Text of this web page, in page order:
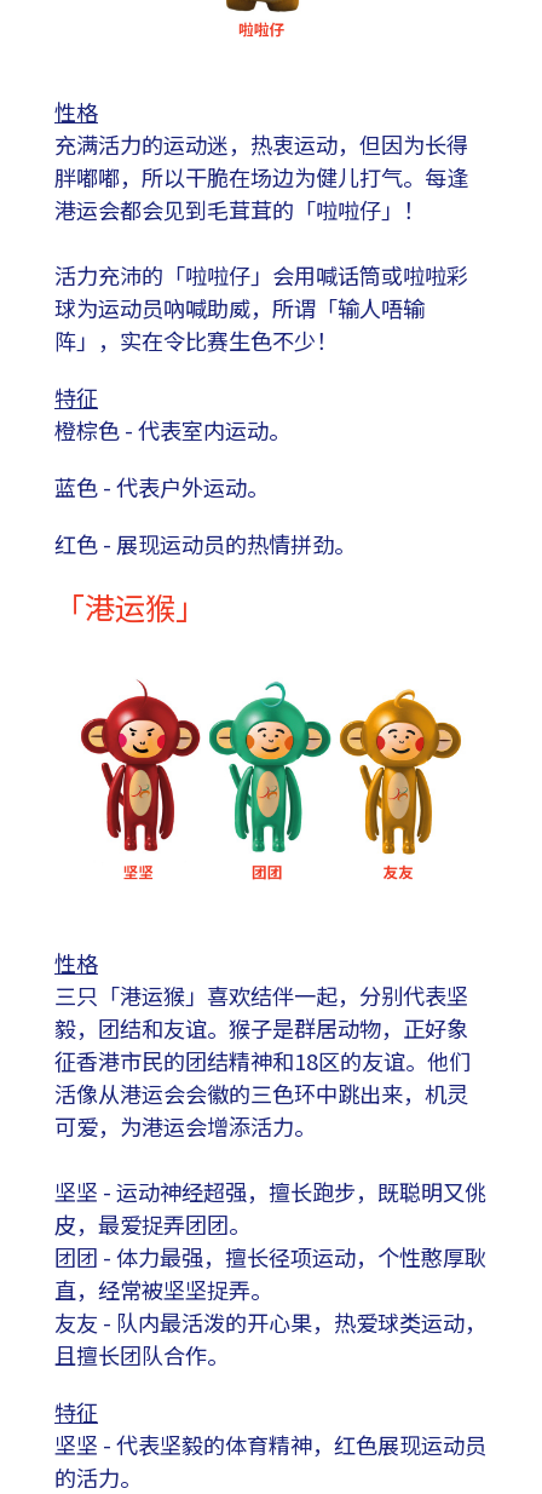
性格
充满活力的运动迷，热衷运动，但因为长得
胖嘟嘟，所以干脆在场边为健儿打气。每逢
港运会都会见到毛茸茸的「啦啦仔」！
活力充沛的「啦啦仔」会用喊话筒或啦啦彩
球为运动员吶喊助威，所谓「输人唔输
阵」，实在令比赛生色不少！
特征
橙棕色 - 代表室内运动。
蓝色 - 代表户外运动。
红色 - 展现运动员的热情拼劲。
「港运猴」
性格
三只「港运猴」喜欢结伴一起，分别代表坚
毅，团结和友谊。猴子是群居动物，正好象
征香港市民的团结精神和18区的友谊。他们
活像从港运会会徽的三色环中跳出来，机灵
可爱，为港运会增添活力。
坚坚 - 运动神经超强，擅长跑步，既聪明又佻
皮，最爱捉弄团团。
团团 - 体力最强，擅长径项运动，个性憨厚耿
直，经常被坚坚捉弄。
友友 - 队内最活泼的开心果，热爱球类运动，
且擅长团队合作。
特征
坚坚 - 代表坚毅的体育精神，红色展现运动员
的活力。